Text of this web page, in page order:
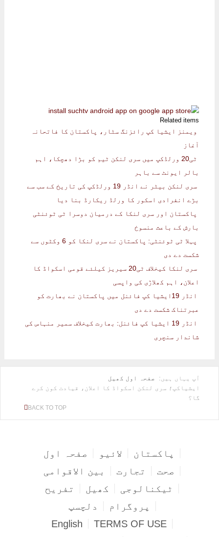
Related items
ویمنز ایشیا کپ رائزنگ سٹار، پاکستان کا فاتحانہ
آغاز
ٹی20 ورلڈکپ میں سری لنکن ٹیم کو بڑا دھچکا، اہم
بالر ایونٹ سے باہر
سری لنکن بیٹر نے انڈر 19 ورلڈکپ کی تاریخ کے سب سے
بڑے انفرادی اسکور کا ورلڈ ریکارڈ بنا دیا
پاکستان اور سری لنکا کے درمیان دوسرا ٹی ٹوئنٹی
بارش کے باعث منسوخ
پہلا ٹی ٹوئنٹی: پاکستان نے سری لنکا کو 6 وکٹوں سے
شکست دے دی
سری لنکا کیخلاف ٹی20 سیریز کیلئے قومی اسکواڈ کا
اعلان، اہم کھلاڑی کی واپسی
انڈر 19ایشیا کپ فائنل میں پاکستان نے بھارت کو
عبرتناک شکست دے دی
انڈر 19 ایشیا کپ فائنل: بھارت کیخلاف سمیر منہاس کی
شاندار سنچری
آپ یہاں ہیں: صفحہ اول کھیل
ایشیاکپ؛ سری لنکن اسکواڈ کا اعلان، قیادت کون کرے
گا؟
BACK TO TOP
صفحہ اول لائیو
پاکستان
بین الاقوامی
تجارت
صحت
تفریح
کھیل
ٹیکنالوجی
دلچسپ
پروگرام
English
TERMS OF USE